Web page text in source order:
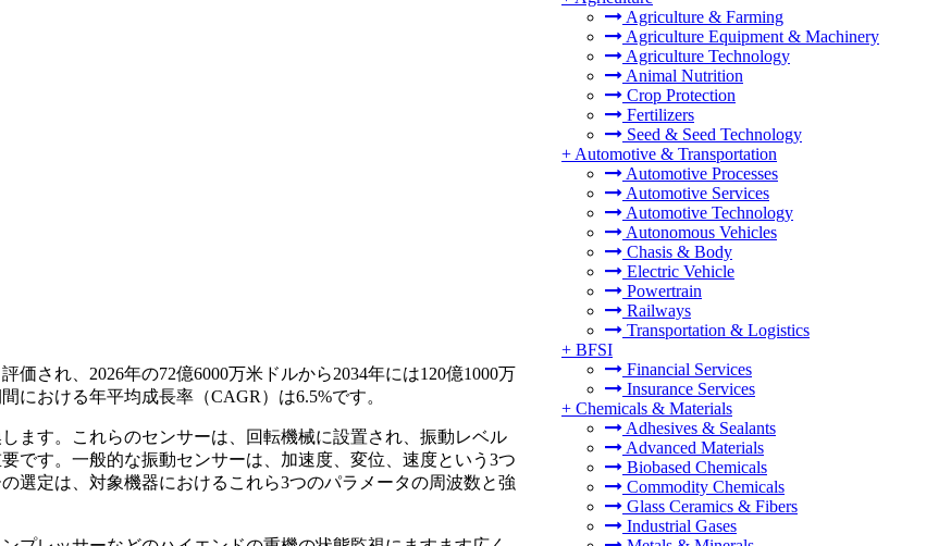
Agriculture & Farming
Agriculture Equipment & Machinery
Agriculture Technology
Animal Nutrition
Crop Protection
Fertilizers
Seed & Seed Technology
+ Automotive & Transportation
Automotive Processes
Automotive Services
Automotive Technology
Autonomous Vehicles
Chasis & Body
Electric Vehicle
Powertrain
Railways
Transportation & Logistics
+ BFSI
Financial Services
Insurance Services
+ Chemicals & Materials
Adhesives & Sealants
Advanced Materials
Biobased Chemicals
Commodity Chemicals
Glass Ceramics & Fibers
Industrial Gases
され、2026年の72億6000万米ドルから2034年には120億1000万
における年平均成長率（CAGR）は6.5%です。
ます。これらのセンサーは、回転機械に設置され、振動レベル
です。一般的な振動センサーは、加速度、変位、速度という3つ
選定は、対象機器におけるこれら3つのパラメータの周波数と強